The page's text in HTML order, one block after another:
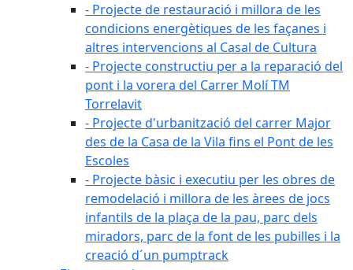
- Projecte de restauració i millora de les
condicions energètiques de les façanes i
altres intervencions al Casal de Cultura
- Projecte constructiu per a la reparació del
pont i la vorera del Carrer Molí TM
Torrelavit
- Projecte d'urbanització del carrer Major
des de la Casa de la Vila fins el Pont de les
Escoles
- Projecte bàsic i executiu per les obres de
remodelació i millora de les àrees de jocs
infantils de la plaça de la pau, parc dels
miradors, parc de la font de les pubilles i la
creació d´un pumptrack